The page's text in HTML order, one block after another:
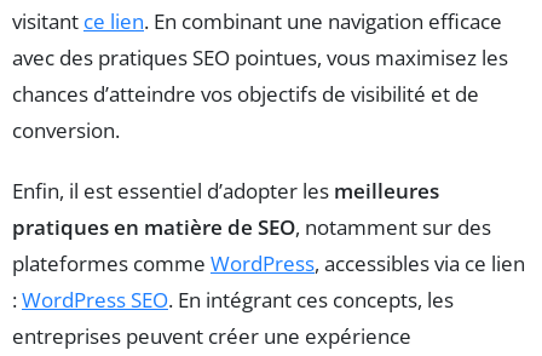
visitant ce lien. En combinant une navigation efficace
avec des pratiques SEO pointues, vous maximisez les
chances d’atteindre vos objectifs de visibilité et de
conversion.
Enfin, il est essentiel d’adopter les meilleures
pratiques en matière de SEO, notamment sur des
plateformes comme WordPress, accessibles via ce lien
:WordPress SEO. En intégrant ces concepts, les
entreprises peuvent créer une expérience